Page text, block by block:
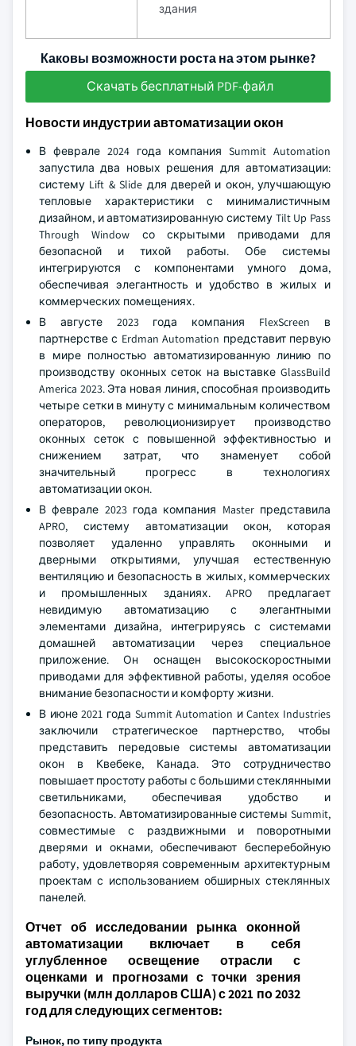
здания
Каковы возможности роста на этом рынке?
Скачать бесплатный PDF-файл
Новости индустрии автоматизации окон
В феврале 2024 года компания Summit Automation
запустила два новых решения для автоматизации:
систему Lift & Slide для дверей и окон, улучшающую
тепловые характеристики с минималистичным
дизайном, и автоматизированную систему Tilt Up Pass
Through Window со скрытыми приводами для
безопасной и тихой работы. Обе системы
интегрируются с компонентами умного дома,
обеспечивая элегантность и удобство в жилых и
коммерческих помещениях.
В августе 2023 года компания FlexScreen в
партнерстве с Erdman Automation представит первую
в мире полностью автоматизированную линию по
производству оконных сеток на выставке GlassBuild
America 2023. Эта новая линия, способная производить
четыре сетки в минуту с минимальным количеством
операторов, революционизирует производство
оконных сеток с повышенной эффективностью и
снижением затрат, что знаменует собой
значительный прогресс в технологиях
автоматизации окон.
В феврале 2023 года компания Master представила
APRO, систему автоматизации окон, которая
позволяет удаленно управлять оконными и
дверными открытиями, улучшая естественную
вентиляцию и безопасность в жилых, коммерческих
и промышленных зданиях. APRO предлагает
невидимую автоматизацию с элегантными
элементами дизайна, интегрируясь с системами
домашней автоматизации через специальное
приложение. Он оснащен высокоскоростными
приводами для эффективной работы, уделяя особое
внимание безопасности и комфорту жизни.
В июне 2021 года Summit Automation и Cantex Industries
заключили стратегическое партнерство, чтобы
представить передовые системы автоматизации
окон в Квебеке, Канада. Это сотрудничество
повышает простоту работы с большими стеклянными
светильниками, обеспечивая удобство и
безопасность. Автоматизированные системы Summit,
совместимые с раздвижными и поворотными
дверями и окнами, обеспечивают бесперебойную
работу, удовлетворяя современным архитектурным
проектам с использованием обширных стеклянных
панелей.
Отчет об исследовании рынка оконной
автоматизации включает в себя
углубленное освещение отрасли с
оценками и прогнозами с точки зрения
выручки (млн долларов США) с 2021 по 2032
год для следующих сегментов:
Рынок, по типу продукта